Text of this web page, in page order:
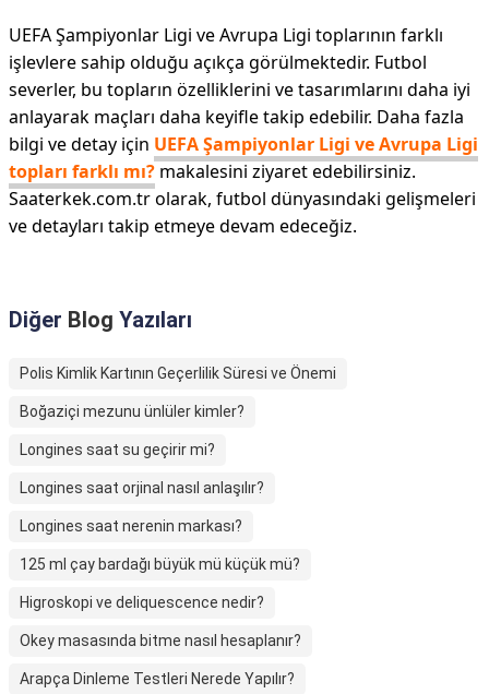
UEFA Şampiyonlar Ligi ve Avrupa Ligi toplarının farklı
işlevlere sahip olduğu açıkça görülmektedir. Futbol
severler, bu topların özelliklerini ve tasarımlarını daha iyi
anlayarak maçları daha keyifle takip edebilir. Daha fazla
bilgi ve detay için UEFA Şampiyonlar Ligi ve Avrupa Ligi
topları farklı mı? makalesini ziyaret edebilirsiniz.
Saaterkek.com.tr olarak, futbol dünyasındaki gelişmeleri
ve detayları takip etmeye devam edeceğiz.
Diğer Blog Yazıları
Polis Kimlik Kartının Geçerlilik Süresi ve Önemi
Boğaziçi mezunu ünlüler kimler?
Longines saat su geçirir mi?
Longines saat orjinal nasıl anlaşılır?
Longines saat nerenin markası?
125 ml çay bardağı büyük mü küçük mü?
Higroskopi ve deliquescence nedir?
Okey masasında bitme nasıl hesaplanır?
Arapça Dinleme Testleri Nerede Yapılır?